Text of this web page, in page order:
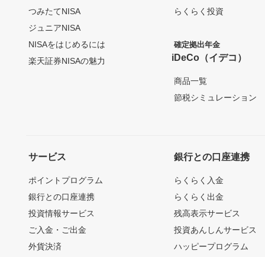
つみたてNISA
ジュニアNISA
NISAをはじめるには
楽天証券NISAの魅力
らくらく投資
確定拠出年金
iDeCo（イデコ）
商品一覧
節税シミュレーション
サービス
ポイントプログラム
銀行との口座連携
投資情報サービス
ご入金・ご出金
外貨決済
銀行との口座連携
らくらく入金
らくらく出金
残高表示サービス
投資あんしんサービス
ハッピープログラム